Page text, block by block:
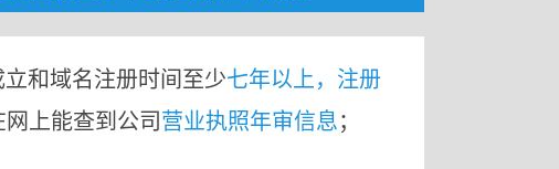
和域名注册时间至少七年以上，注册
上能查到公司 营业执照年审信息；